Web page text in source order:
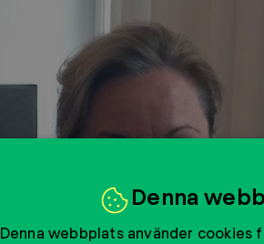
Denna
Denna webbplats använder